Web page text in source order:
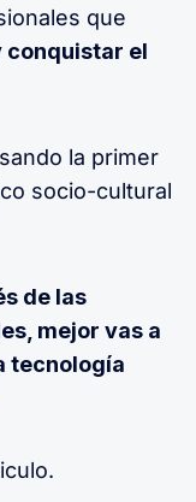
que
el
la primer
socio-cultural
de las
mejor vas a
tecnología